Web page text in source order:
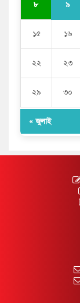
৮ ৯
১৫ ১৬
২২ ২৩
২৯ ৩০
« জুলাই